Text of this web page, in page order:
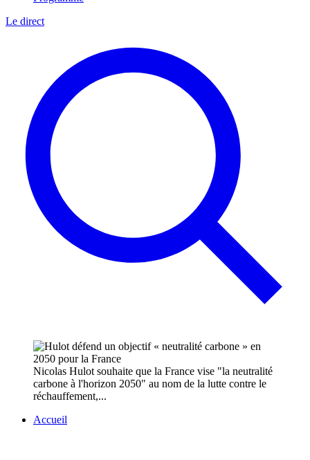
Le direct
Nicolas Hulot souhaite que la France vise "la neutralité
carbone à l'horizon 2050" au nom de la lutte contre le
réchauffement,...
Accueil